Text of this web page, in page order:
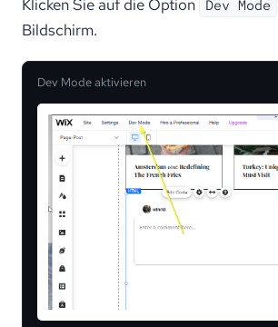
Klicken Sie auf die Option Dev Mode
Bildschirm.
Dev Mode aktivieren